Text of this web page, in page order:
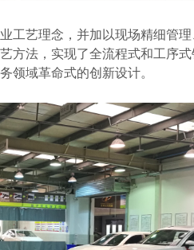
工艺理念，并加以现场精细管
方法，实现了全流程式和工序
领域革命式的创新设计。